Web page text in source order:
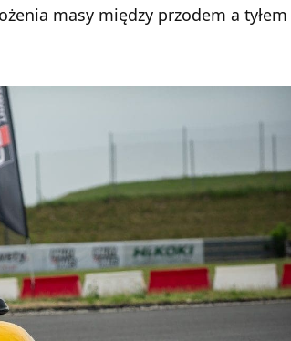
masy między przodem a tyłem